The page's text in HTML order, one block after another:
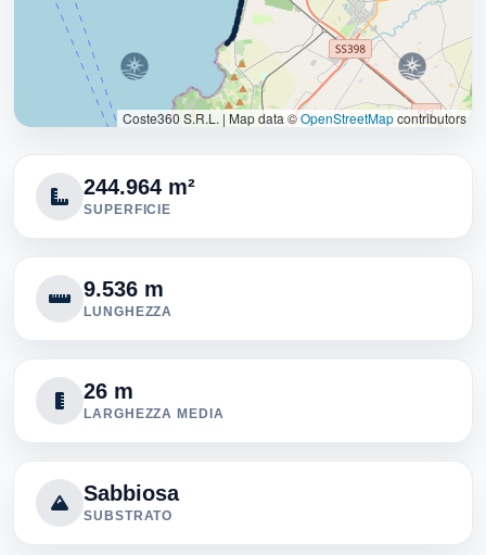
Coste360 S.R.L. | Map data ©OpenStreetMapcontributors
244.964 m²
SUPERFICIE
9.536 m
LUNGHEZZA
26 m
LARGHEZZA MEDIA
Sabbiosa
SUBSTRATO